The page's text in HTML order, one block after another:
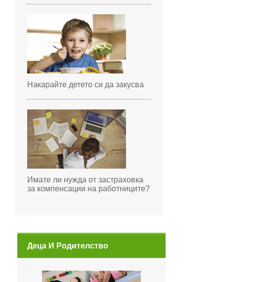
Накарайте детето си да закусва
Имате ли нужда от застраховка
за компенсации на работниците?
Деца И Родителство